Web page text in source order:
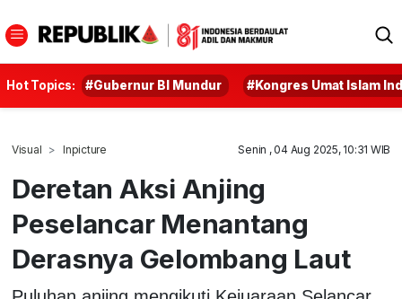
Hot Topics: #Gubernur BI Mundur #Kongres Umat Islam
Visual Inpicture Senin , 04 Aug 2025, 10:31 WIB
Deretan Aksi Anjing
Peselancar Menantang
Derasnya Gelombang Laut